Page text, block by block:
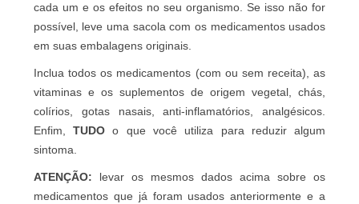
cada um e os efeitos no seu organismo. Se isso não for
possível, leve uma sacola com os medicamentos usados
em suas embalagens originais.
Inclua todos os medicamentos (com ou sem receita), as
vitaminas e os suplementos de origem vegetal, chás,
colírios, gotas nasais, anti-inflamatórios, analgésicos.
Enfim,TUDO o que você utiliza para reduzir algum
sintoma.
ATENÇÃO: levar os mesmos dados acima sobre os
medicamentos que já foram usados anteriormente e a